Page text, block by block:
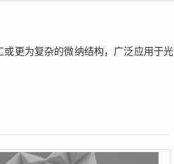
更为复杂的微纳结构，广泛应用于光